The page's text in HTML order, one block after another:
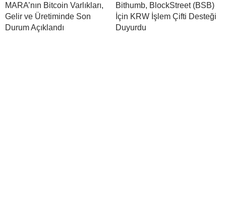
MARA’nın Bitcoin Varlıkları,
Gelir ve Üretiminde Son
Durum Açıklandı
Bithumb, BlockStreet (BSB)
İçin KRW İşlem Çifti Desteği
Duyurdu